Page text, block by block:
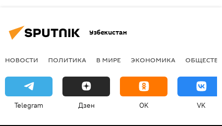
Узбекистан
НОВОСТИ ПОЛИТИКА В МИРЕ ЭКОНОМИКА
Telegram Дзен OK VK